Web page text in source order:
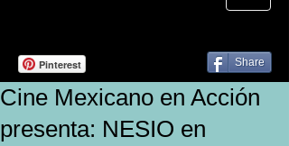
Pinterest Share
Cine Mexicano en Acción
presenta: NESIO en